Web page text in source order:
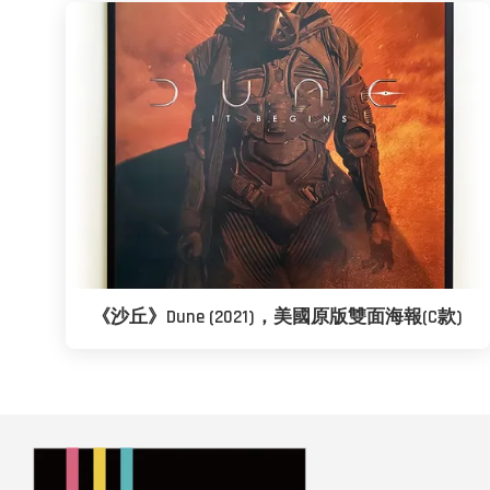
《沙丘》Dune (2021)，美國原版雙面海報(C款)